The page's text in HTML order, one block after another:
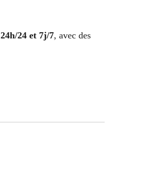
24h/24 et 7j/7, avec des